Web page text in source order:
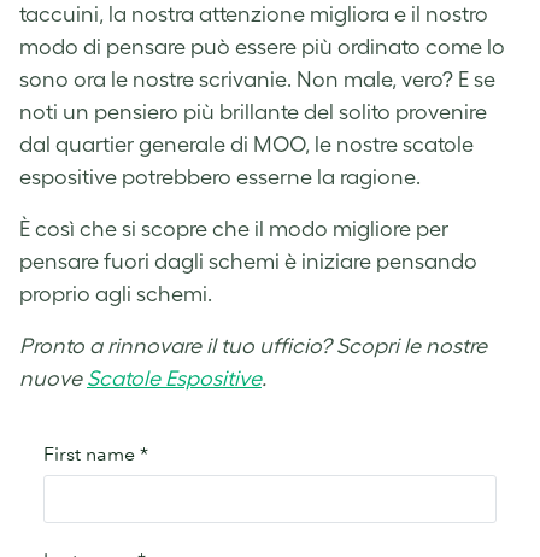
taccuini, la nostra attenzione migliora e il nostro
modo di pensare può essere più ordinato come lo
sono ora le nostre scrivanie. Non male, vero? E se
noti un pensiero più brillante del solito provenire
dal quartier generale di MOO, le nostre scatole
espositive potrebbero esserne la ragione.
È così che si scopre che il modo migliore per
pensare fuori dagli schemi è iniziare pensando
proprio agli schemi.
Pronto a rinnovare il tuo ufficio? Scopri le nostre
nuove Scatole Espositive.